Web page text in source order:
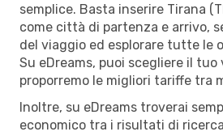
semplice. Basta inserire Tirana
come città di partenza e arrivo,
del viaggio ed esplorare tutte le
Su eDreams, puoi scegliere il tuo
proporremo le migliori tariffe tra
Inoltre, su eDreams troverai
economico tra i risultati di